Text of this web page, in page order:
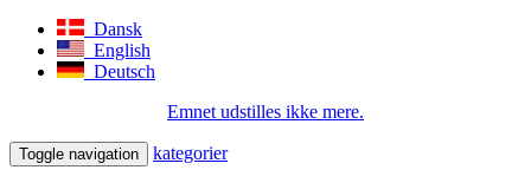
Dansk
English
Deutsch
Emnet udstilles ikke mere.
Toggle navigation kategorier